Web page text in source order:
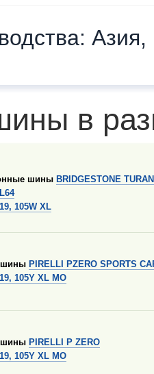
Азия,
в
шины BRIDGESTONE
105W XL
шины PIRELLI PZERO SPORTS
105Y XL MO
шины PIRELLI P ZERO
105Y XL MO